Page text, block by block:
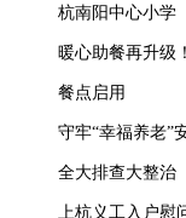
杭南阳中心小学
暖心助餐再升级
餐点启用
守牢“幸福养老”
全大排查大整治
上杭义工入户慰